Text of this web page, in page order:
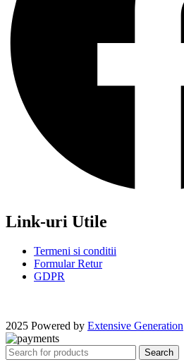
Link-uri Utile
Termeni si conditii
Formular Retur
GDPR
2025 Powered by Extensive Generation
Search